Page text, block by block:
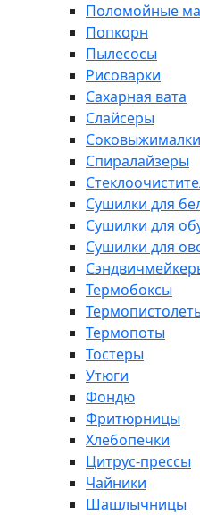
Поломойные
Попкорн
Пылесосы
Рисоварки
Сахарная вата
Слайсеры
Соковыжималки
Спиралайзеры
Сушилки для
Сушилки для
Сушилки для
Термобоксы
Термопоты
Тостеры
Утюги
Фондю
Фритюрницы
Хлебопечки
Цитрус-прессы
Чайники
Шашлычницы